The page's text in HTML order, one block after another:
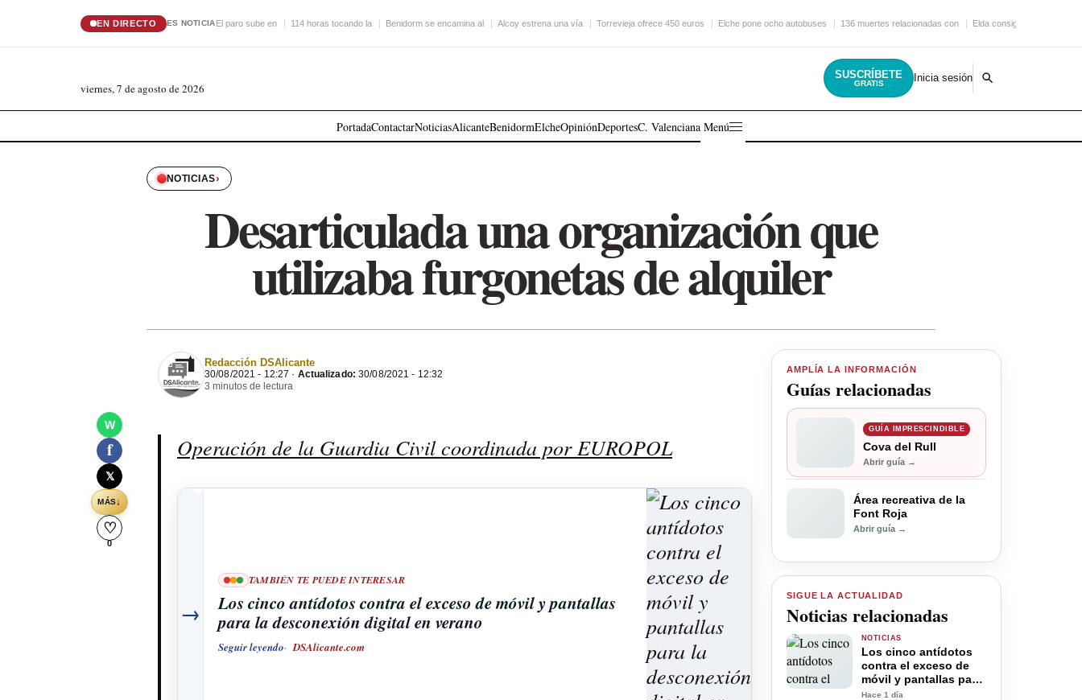
EN DIRECTO ES NOTICIAEl paro sube en 114 horas tocando la Benidorm se encamina al Alcoy estrena una vía Torrevieja ofrece 450 euros Elche pone ocho autobuses 136 muertes relacionadas con Elda consigue una nueva
viernes, 7 de agosto de 2026
SUSCRÍBETE
GRATIS Inicia sesión
PortadaContactarNoticiasAlicanteBenidormElcheOpiniónDeportesC. Valenciana Menú
NOTICIAS›
Desarticulada una organización que
utilizaba furgonetas de alquiler
W
f
𝕏
MÁS↓
♡
0
Redacción DSAlicante
30/08/2021 - 12:27 · Actualizado: 30/08/2021 - 12:32
3 minutos de lectura
Operación de la Guardia Civil coordinada por EUROPOL
→
TAMBIÉN TE PUEDE INTERESAR
Los cinco antídotos contra el exceso de móvil y pantallas
para la desconexión digital en verano
Seguir leyendo DSAlicante.com
AMPLÍA LA INFORMACIÓN
Guías relacionadas
GUÍA IMPRESCINDIBLE
Cova del Rull
Abrir guía →
Área recreativa de la
Font Roja
Abrir guía →
SIGUE LA ACTUALIDAD
Noticias relacionadas
NOTICIAS
Los cinco antídotos
contra el exceso de
móvil y pantallas para
la desconexión digital
Hace 1 día